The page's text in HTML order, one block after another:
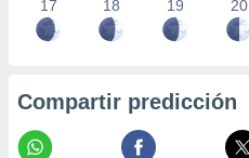
17 18 19 20
Compartir predicción